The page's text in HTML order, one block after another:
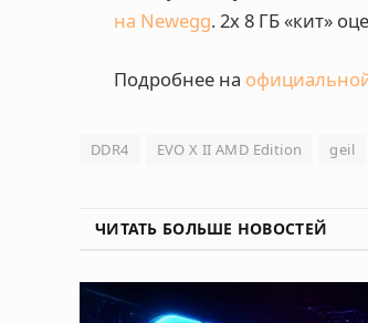
на Newegg. 2х 8 ГБ «кит»
Подробнее на
DDR4 EVO X II AMD Edition geil
ЧИТАТЬ БОЛЬШЕ НОВОСТЕЙ